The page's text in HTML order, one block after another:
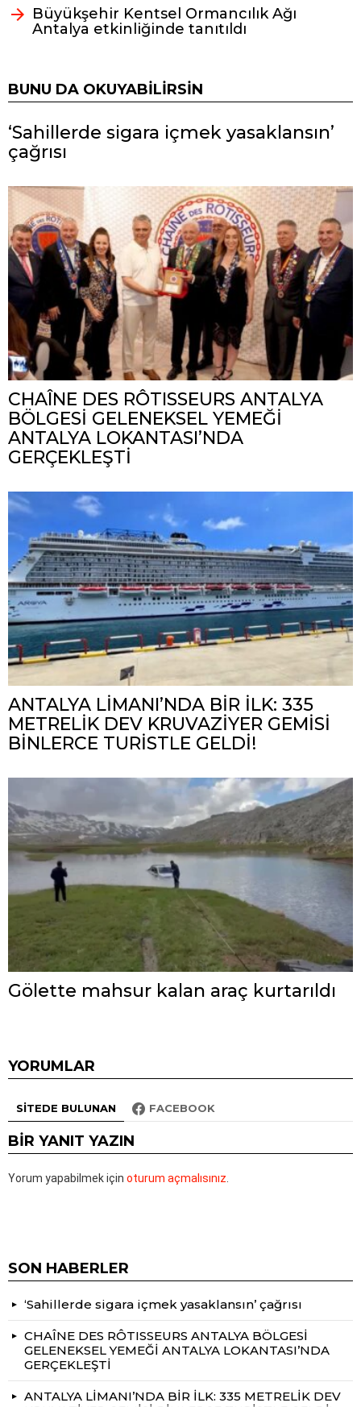
Büyükşehir Kentsel Ormancılık Ağı
Antalya etkinliğinde tanıtıldı
BUNU DA OKUYABILIRSIN
‘Sahillerde sigara içmek yasaklansın’
çağrısı
CHAÎNE DES RÔTISSEURS ANTALYA
BÖLGESİ GELENEKSEL YEMEĞİ
ANTALYA LOKANTASI’NDA
GERÇEKLEŞTİ
ANTALYA LİMANI’NDA BİR İLK: 335
METRELİK DEV KRUVAZİYER GEMİSİ
BİNLERCE TURİSTLE GELDİ!
Gölette mahsur kalan araç kurtarıldı
YORUMLAR
SITEDE BULUNAN FACEBOOK
BIR YANIT YAZIN
Yorum yapabilmek için oturum açmalısınız
SON HABERLER
‘Sahillerde sigara içmek yasaklansın’ çağrısı
CHAÎNE DES RÔTISSEURS ANTALYA BÖLGESİ
GELENEKSEL YEMEĞİ ANTALYA LOKANTASI’NDA
GERÇEKLEŞTİ
ANTALYA LİMANI’NDA BİR İLK: 335 METRELİK DEV